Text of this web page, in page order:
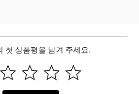
첫 상품평을 남겨 주세요.